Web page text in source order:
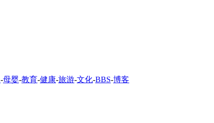
-母婴-教育-健康-旅游-文化-BBS-博客